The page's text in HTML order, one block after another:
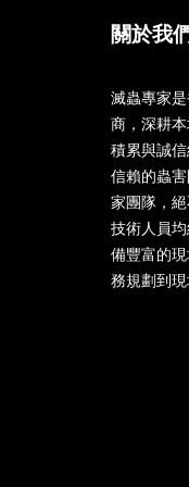
關於我
滅蟲專家
商，深耕
積累與誠
信賴的蟲
家團隊，
技術人員
備豐富的
務規劃到